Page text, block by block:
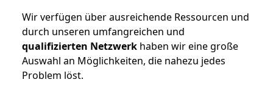
Wir verfügen über ausreichende Ressourcen und
durch unseren umfangreichen und
qualifizierten Netzwerk haben wir eine große
Auswahl an Möglichkeiten, die nahezu jedes
Problem löst.